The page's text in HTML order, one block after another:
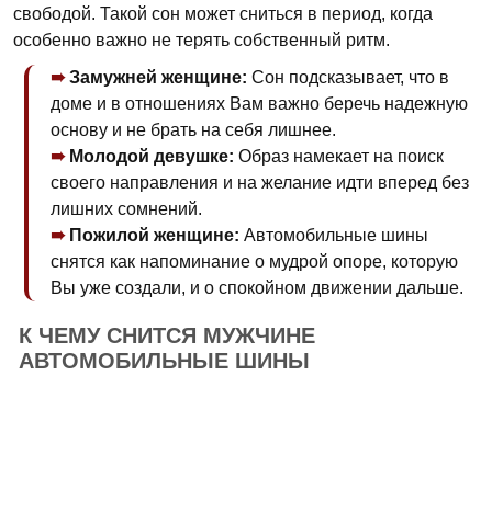
свободой. Такой сон может сниться в период, когда
особенно важно не терять собственный ритм.
Замужней женщине: Сон подсказывает, что в
доме и в отношениях Вам важно беречь надежную
основу и не брать на себя лишнее.
Молодой девушке: Образ намекает на поиск
своего направления и на желание идти вперед без
лишних сомнений.
Пожилой женщине: Автомобильные шины
снятся как напоминание о мудрой опоре, которую
Вы уже создали, и о спокойном движении дальше.
К ЧЕМУ СНИТСЯ МУЖЧИНЕ
АВТОМОБИЛЬНЫЕ ШИНЫ